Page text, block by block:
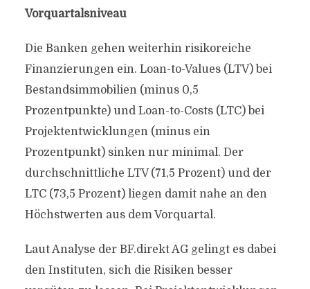
Vorquartalsniveau
Die Banken gehen weiterhin risikoreiche
Finanzierungen ein. Loan-to-Values (LTV) bei
Bestandsimmobilien (minus 0,5
Prozentpunkte) und Loan-to-Costs (LTC) bei
Projektentwicklungen (minus ein
Prozentpunkt) sinken nur minimal. Der
durchschnittliche LTV (71,5 Prozent) und der
LTC (73,5 Prozent) liegen damit nahe an den
Höchstwerten aus dem Vorquartal.
Laut Analyse der BF.direkt AG gelingt es dabei
den Instituten, sich die Risiken besser